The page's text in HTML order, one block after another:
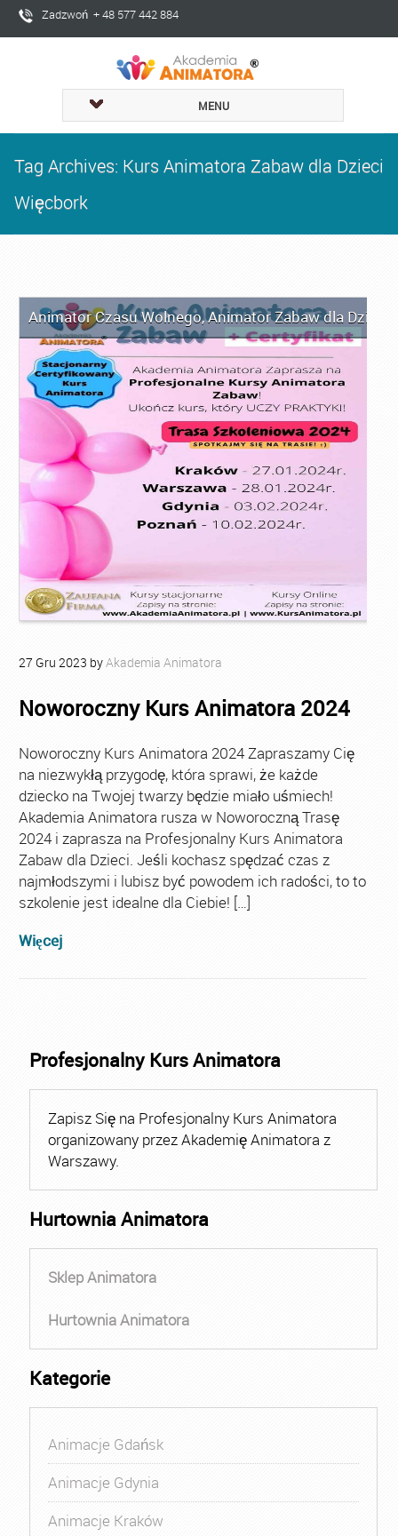
Zadzwoń + 48 577 442 884
MENU
Tag Archives: Kurs Animatora Zabaw dla Dzieci
Więcbork
Animator Czasu Wolnego,Animator Zabaw dla Dzieci
27 Gru 2023 byAkademia Animatora
Noworoczny Kurs Animatora 2024
Noworoczny Kurs Animatora 2024 Zapraszamy Cię
na niezwykłą przygodę, która sprawi, że każde
dziecko na Twojej twarzy będzie miało uśmiech!
Akademia Animatora rusza w Noworoczną Trasę
2024 i zaprasza na Profesjonalny Kurs Animatora
Zabaw dla Dzieci. Jeśli kochasz spędzać czas z
najmłodszymi i lubisz być powodem ich radości, to to
szkolenie jest idealne dla Ciebie! […]
Więcej
Profesjonalny Kurs Animatora
Zapisz Się na Profesjonalny Kurs Animatora
organizowany przez Akademię Animatora z
Warszawy.
Hurtownia Animatora
Sklep Animatora
Hurtownia Animatora
Kategorie
Animacje Gdańsk
Animacje Gdynia
Animacje Kraków